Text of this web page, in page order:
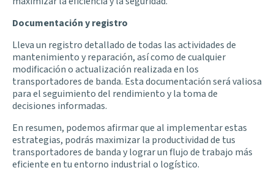
Documentación y registro
Lleva un registro detallado de todas las actividades de
mantenimiento y reparación, así como de cualquier
modificación o actualización realizada en los
transportadores de banda. Esta documentación será valiosa
para el seguimiento del rendimiento y la toma de
decisiones informadas.
En resumen, podemos afirmar que al implementar estas
estrategias, podrás maximizar la productividad de tus
transportadores de banda y lograr un flujo de trabajo más
eficiente en tu entorno industrial o logístico.